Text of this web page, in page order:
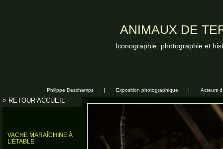
ANIMAUX DE
Iconographie, photographie et
Acteurs
|
Exposition photographique
|
Philippe Deschamps
> RETOUR ACCUEIL
VACHE MARAÎCHINE À
L’ÉTABLE